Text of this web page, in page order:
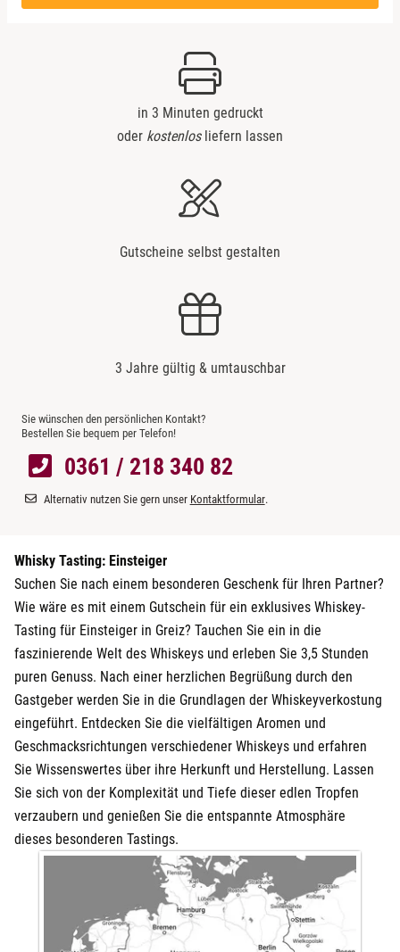
in 3 Minuten gedruckt
oder kostenlosliefern lassen
Gutscheine selbst gestalten
3 Jahre gültig & umtauschbar
Sie wünschen den persönlichen Kontakt?
Bestellen Sie bequem per Telefon!
0361 / 218 340 82
Alternativ nutzen Sie gern unser Kontaktformular.
Whisky Tasting: Einsteiger
Suchen Sie nach einem besonderen Geschenk für Ihren Partner?
Wie wäre es mit einem Gutschein für ein exklusives Whiskey-
Tasting für Einsteiger in Greiz? Tauchen Sie ein in die
faszinierende Welt des Whiskeys und erleben Sie 3,5 Stunden
puren Genuss. Nach einer herzlichen Begrüßung durch den
Gastgeber werden Sie in die Grundlagen der Whiskeyverkostung
eingeführt. Entdecken Sie die vielfältigen Aromen und
Geschmacksrichtungen verschiedener Whiskeys und erfahren
Sie Wissenswertes über ihre Herkunft und Herstellung. Lassen
Sie sich von der Komplexität und Tiefe dieser edlen Tropfen
verzaubern und genießen Sie die entspannte Atmosphäre
dieses besonderen Tastings.